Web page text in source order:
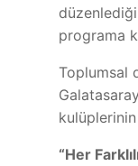
programa
Toplumsal
“Her